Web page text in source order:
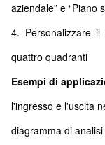
aziendale” e “Piano
4. Personalizzare
quattro quadranti
Esempi di
l'ingresso e l'uscita
diagramma di